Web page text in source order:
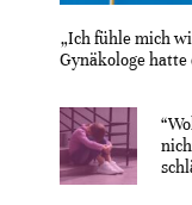
„Ich fühle mich
Gynäkologe hatte